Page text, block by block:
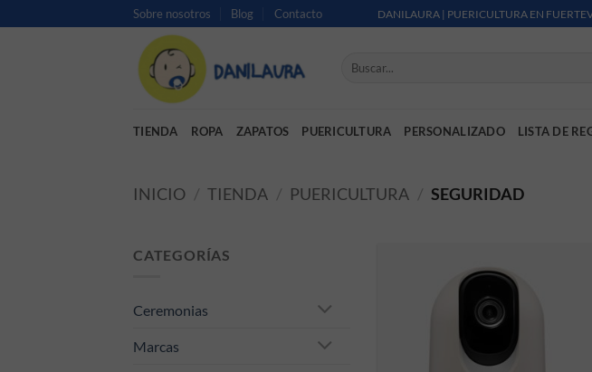
Sobre nosotros Blog Contacto DANILAURA | PUERICULTURA EN
Buscar por:
TIENDA ROPA ZAPATOS PUERICULTURA PERSONALIZADO LISTA DE
INICIO / TIENDA / PUERICULTURA / SEGURIDAD
CATEGORÍAS
Ceremonias
Marcas